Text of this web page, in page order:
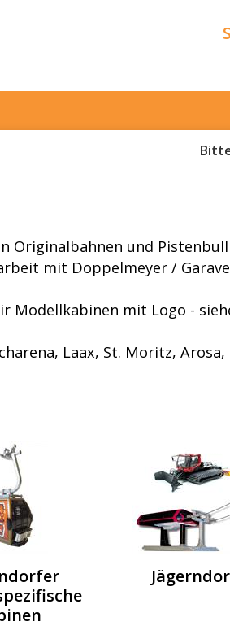
Originalbahnen und
mit Doppelmeyer /
Modellkabinen mit Logo -
Laax, St. Moritz, Arosa,